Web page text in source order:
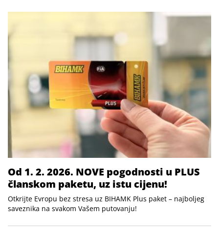
Od 1. 2. 2026. NOVE pogodnosti u PLUS
članskom paketu, uz istu cijenu!
Otkrijte Evropu bez stresa uz BIHAMK Plus paket – najboljeg
saveznika na svakom Vašem putovanju!